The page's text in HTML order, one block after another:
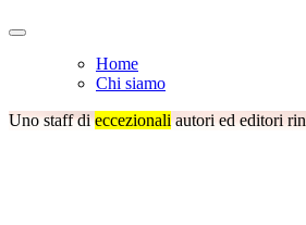
Home
Chi siamo
Uno staff dieccezionaliautori ed editori